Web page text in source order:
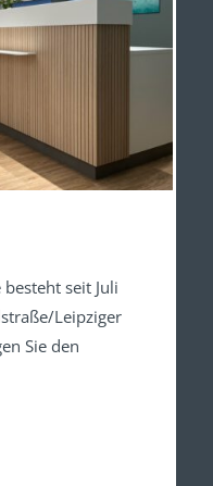
seit Juli
Leipziger
Sie den